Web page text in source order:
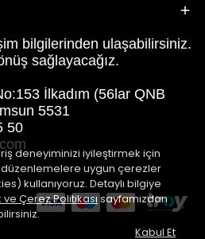
deneyiminizi iyileştirmek için
uygun çerezler
kullanıyoruz. Detaylı bilgiye
ve Çerez Politikasısayfamızdan
Kabul Et
bilgilerinden ulaşabilirsiniz.
sağlayacağız.
İlkadım (56lar QNB
5531
50